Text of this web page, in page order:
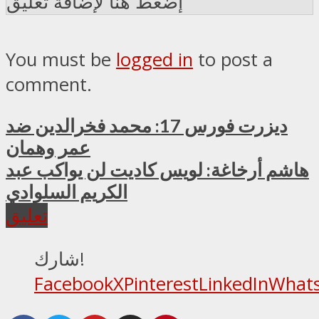
You must be logged in to post a
comment.
ديزرت فورس 17: محمد فخرالدين ضد
عمر وهمان
هاشم أرخاغة: لويس كاديت لن يواكب عبد
الكريم السلوادي
تعليق
شارك!
FacebookXPinterestLinkedIn